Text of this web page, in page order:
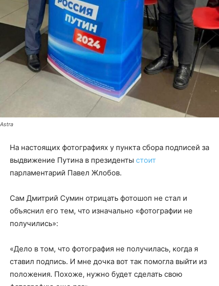
Astra
На настоящих фотографиях у пункта сбора подписей за
выдвижение Путина в президенты стоит
парламентарий Павел Жлобов.
Сам Дмитрий Сумин отрицать фотошоп не стал и
объяснил его тем, что изначально «фотографии не
получились»:
«Дело в том, что фотография не получилась, когда я
ставил подпись. И мне дочка вот так помогла выйти из
положения. Похоже, нужно будет сделать свою